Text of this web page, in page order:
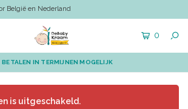
België en Nederland
0
BETALEN IN TERMIJNEN MOGELIJK
is uitgeschakeld.